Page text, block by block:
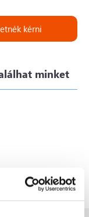
kérni
minket